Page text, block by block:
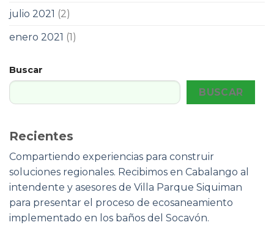
julio 2021 (2)
enero 2021 (1)
Buscar
BUSCAR
Recientes
Compartiendo experiencias para construir
soluciones regionales. Recibimos en Cabalango al
intendente y asesores de Villa Parque Siquiman
para presentar el proceso de ecosaneamiento
implementado en los baños del Socavón.